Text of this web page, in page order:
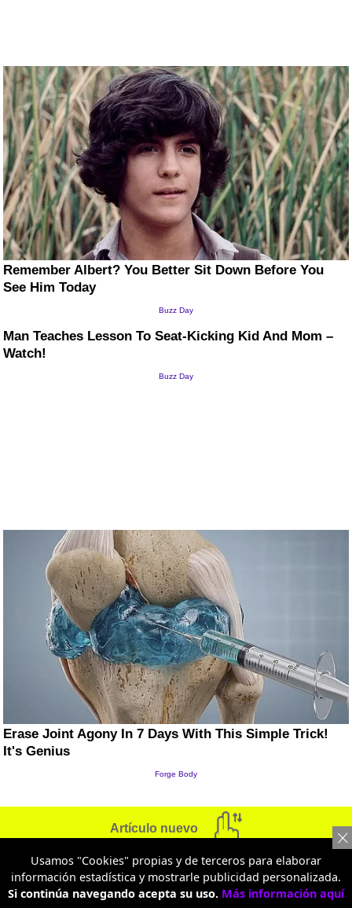
Artículo nuevo
NACIÓN
Usamos "Cookies" propias y de terceros para elaborar
información estadística y mostrarle publicidad personalizada.
Si continúa navegando acepta su uso. Más información aquí